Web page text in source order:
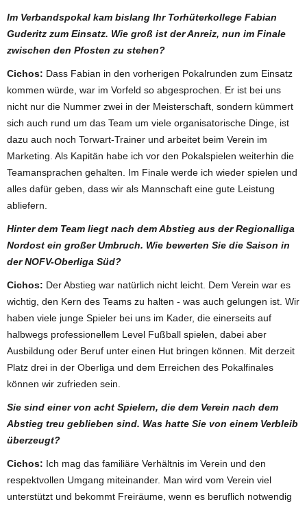
Im Verbandspokal kam bislang Ihr Torhüterkollege Fabian
Guderitz zum Einsatz. Wie groß ist der Anreiz, nun im Finale
zwischen den Pfosten zu stehen?
Cichos: Dass Fabian in den vorherigen Pokalrunden zum Einsatz
kommen würde, war im Vorfeld so abgesprochen. Er ist bei uns
nicht nur die Nummer zwei in der Meisterschaft, sondern kümmert
sich auch rund um das Team um viele organisatorische Dinge, ist
dazu auch noch Torwart-Trainer und arbeitet beim Verein im
Marketing. Als Kapitän habe ich vor den Pokalspielen weiterhin die
Teamansprachen gehalten. Im Finale werde ich wieder spielen und
alles dafür geben, dass wir als Mannschaft eine gute Leistung
abliefern.
Hinter dem Team liegt nach dem Abstieg aus der Regionalliga
Nordost ein großer Umbruch. Wie bewerten Sie die Saison in
der NOFV-Oberliga Süd?
Cichos: Der Abstieg war natürlich nicht leicht. Dem Verein war es
wichtig, den Kern des Teams zu halten - was auch gelungen ist. Wir
haben viele junge Spieler bei uns im Kader, die einerseits auf
halbwegs professionellem Level Fußball spielen, dabei aber
Ausbildung oder Beruf unter einen Hut bringen können. Mit derzeit
Platz drei in der Oberliga und dem Erreichen des Pokalfinales
können wir zufrieden sein.
Sie sind einer von acht Spielern, die dem Verein nach dem
Abstieg treu geblieben sind. Was hatte Sie von einem Verbleib
überzeugt?
Cichos: Ich mag das familiäre Verhältnis im Verein und den
respektvollen Umgang miteinander. Man wird vom Verein viel
unterstützt und bekommt Freiräume, wenn es beruflich notwendig